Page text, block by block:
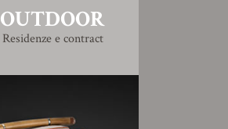
OUTDOOR
Residenze e contract